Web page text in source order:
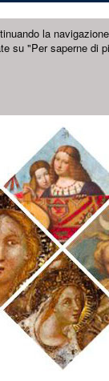
la
su "Per saperne di